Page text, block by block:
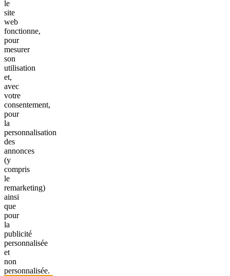
le
site
web
fonctionne,
pour
mesurer
son
utilisation
et,
avec
votre
consentement,
pour
la
personnalisation
des
annonces
(y
compris
le
remarketing)
ainsi
que
pour
la
publicité
personnalisée
et
non
personnalisée.